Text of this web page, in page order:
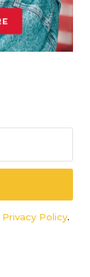
Privacy Policy.